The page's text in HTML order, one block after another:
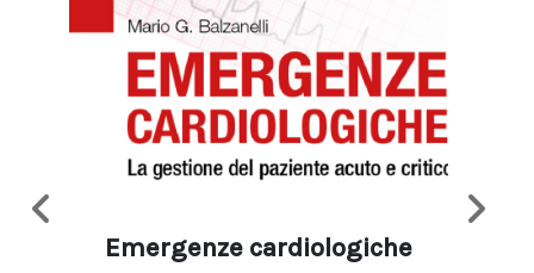
Emergenze cardiologiche